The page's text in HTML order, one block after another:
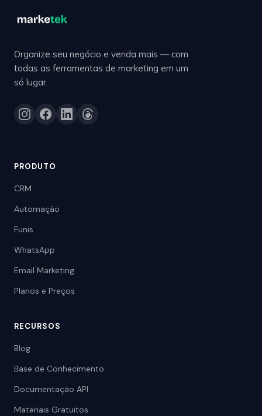
Organize seu negócio e venda mais — com
todas as ferramentas de marketing em um
só lugar.
PRODUTO
CRM
Automação
Funis
WhatsApp
Email Marketing
Planos e Preços
RECURSOS
Blog
Base de Conhecimento
Documentação API
Materiais Gratuitos